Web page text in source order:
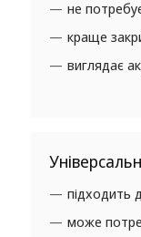
не
краще
виглядає
підходить
може